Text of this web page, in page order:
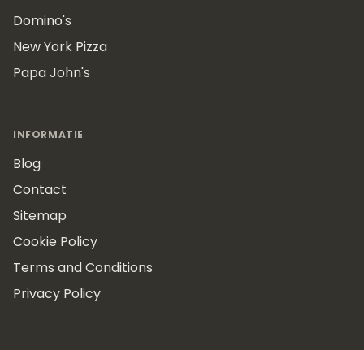
Domino's
New York Pizza
Papa John's
INFORMATIE
Blog
Contact
Sitemap
Cookie Policy
Terms and Conditions
Privacy Policy